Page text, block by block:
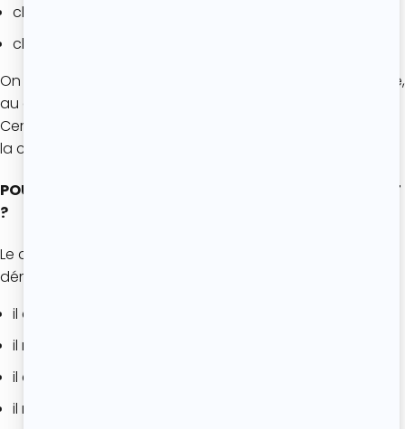
clafoutis aux pêches ;
clafoutis aux poires.
On trouve également des versions parfumées à la vanille,
au citron, à la fleur d’oranger ou encore à l’amande.
Certaines recettes remplacent une partie du lait par de
la crème pour obtenir une texture encore plus fondante.
POURQUOI LE CLAFOUTIS PLAÎT-IL TOUJOURS AUTANT
?
Le clafoutis traverse les générations sans jamais se
démoder. Son succès repose sur plusieurs atouts :
il est très facile à réaliser ;
il nécessite peu d’ingrédients ;
il est économique ;
il met les fruits à l’honneur ;